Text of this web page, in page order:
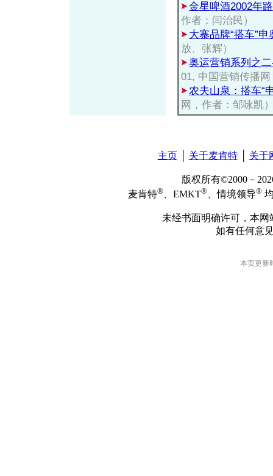
金星啤酒2002年
作者：闫治民）
大寨品牌“搭车”
放、张辉）
奥运营销系列之
01, 中国营销传播
农夫山泉：搭车“
网，作者：邹咏凯
主页│ 关于麦肯特│ 关于
版权所有©2000－
麦肯特® 、EMKT® 、情境领导®
未经书面明确许可，本
如有任何意
本页更新